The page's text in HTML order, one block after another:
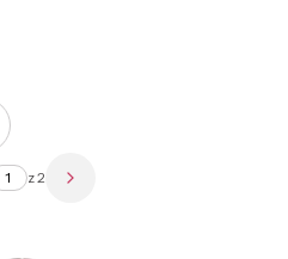
z 2 Następne produkty